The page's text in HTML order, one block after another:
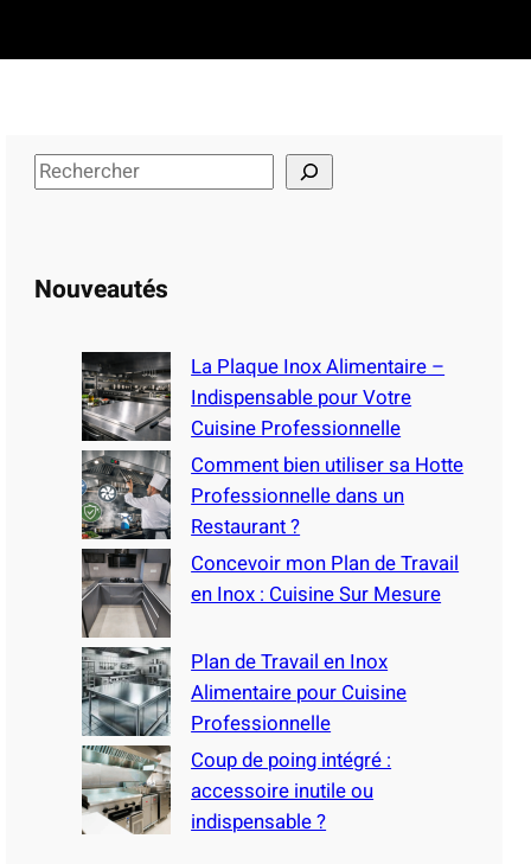
S
e
c
Nouveautés
La Plaque Inox Alimentaire –
Indispensable pour Votre
Cuisine Professionnelle
Comment bien utiliser sa Hotte
Professionnelle dans un
Restaurant ?
Concevoir mon Plan de Travail
en Inox : Cuisine Sur Mesure
Plan de Travail en Inox
Alimentaire pour Cuisine
Professionnelle
Coup de poing intégré :
accessoire inutile ou
indispensable ?